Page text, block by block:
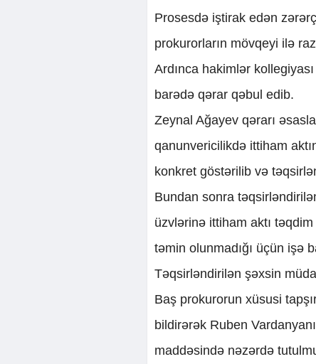
Prosesdə iştirak edən
prokurorların mövqeyi ilə
Ardınca hakimlər
barədə qərar qəbul edib.
Zeynal Ağayev qərarı
qanunvericilikdə ittiham
konkret göstərilib və
Bundan sonra
üzvlərinə ittiham aktı
təmin olunmadığı üçün işə
Təqsirləndirilən şəxsin
Baş prokurorun xüsusi
bildirərək Ruben
maddəsində nəzərdə